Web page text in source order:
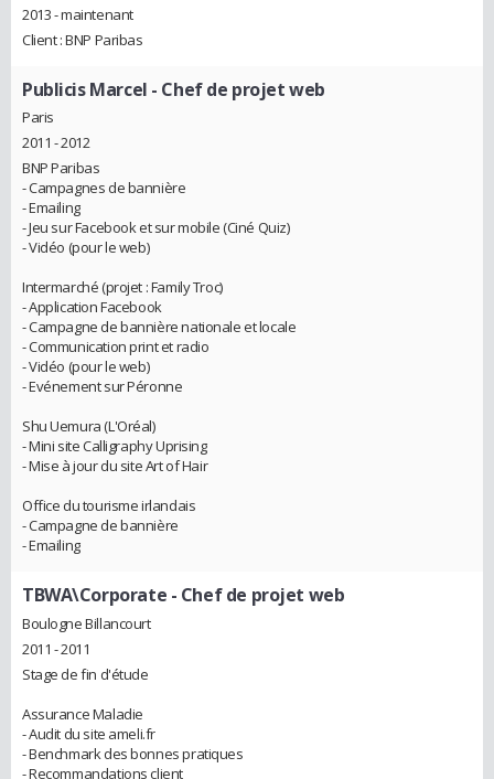
2013 - maintenant
Client : BNP Paribas
Publicis Marcel - Chef de projet web
Paris
2011 - 2012
BNP Paribas
- Campagnes de bannière
- Emailing
- Jeu sur Facebook et sur mobile (Ciné Quiz)
- Vidéo (pour le web)
Intermarché (projet : Family Troc)
- Application Facebook
- Campagne de bannière nationale et locale
- Communication print et radio
- Vidéo (pour le web)
- Evénement sur Péronne
Shu Uemura (L'Oréal)
- Mini site Calligraphy Uprising
- Mise à jour du site Art of Hair
Office du tourisme irlandais
- Campagne de bannière
- Emailing
TBWA\Corporate - Chef de projet web
Boulogne Billancourt
2011 - 2011
Stage de fin d'étude
Assurance Maladie
- Audit du site ameli.fr
- Benchmark des bonnes pratiques
- Recommandations client